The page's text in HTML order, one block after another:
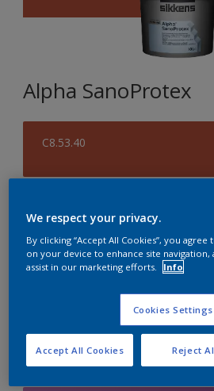
Alpha SanoProtex
C8.53.40
Quantité Calculateur de
We respect your privacy.
By clicking “Accept All Cookies”, you
on your device to enhance site navigation,
assist in our marketing efforts.
Info
Cookies Settings
Reject
Accept All Cookies